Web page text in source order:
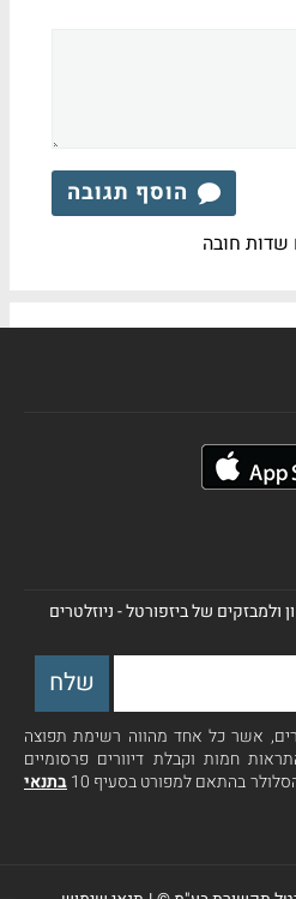
הוסף תגובה
שדות חובה
של ביזפורטל - ניוזלטרים
אשר כל אחד מהווה רשימת תפוצה
חמות וקבלת דיוורים פרסומיים
בהתאם למפורט בסעיף 10
בתנאי